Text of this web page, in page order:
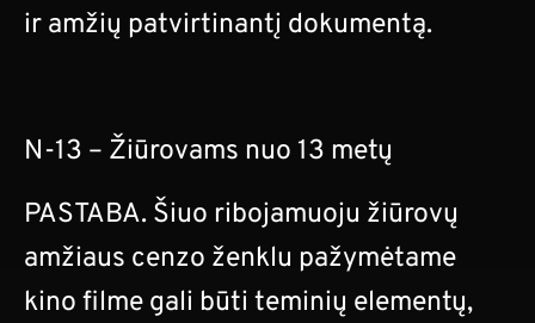
ir amžių patvirtinantį dokumentą.
N-13 – Žiūrovams nuo 13 metų
PASTABA. Šiuo ribojamuoju žiūrovų
amžiaus cenzo ženklu pažymėtame
kino filme gali būti teminių elementų,